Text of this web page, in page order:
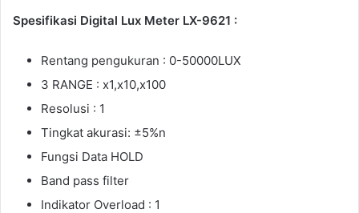
Spesifikasi Digital Lux Meter LX-9621 :
Rentang pengukuran : 0-50000LUX
3 RANGE : x1,x10,x100
Resolusi : 1
Tingkat akurasi: ±5%n
Fungsi Data HOLD
Band pass filter
Indikator Overload : 1